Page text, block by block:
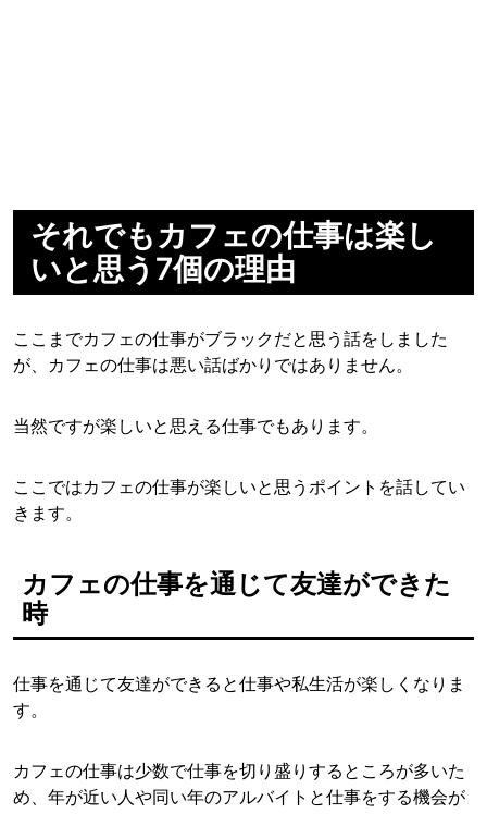
それでもカフェの仕事は楽し
いと思う7個の理由
ここまでカフェの仕事がブラックだと思う話をしました
が、カフェの仕事は悪い話ばかりではありません。
当然ですが楽しいと思える仕事でもあります。
ここではカフェの仕事が楽しいと思うポイントを話してい
きます。
カフェの仕事を通じて友達ができた
時
仕事を通じて友達ができると仕事や私生活が楽しくなりま
す。
カフェの仕事は少数で仕事を切り盛りするところが多いた
め、年が近い人や同い年のアルバイトと仕事をする機会が